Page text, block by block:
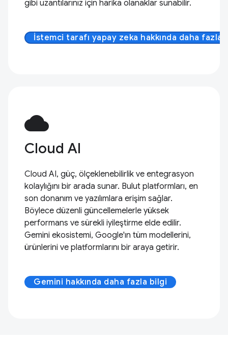
gibi uzantılarınız için harika olanaklar sunabilir.
İstemci tarafı yapay zeka hakkında daha fazla
cloud
Cloud AI
Cloud AI, güç, ölçeklenebilirlik ve entegrasyon
kolaylığını bir arada sunar. Bulut platformları, en
son donanım ve yazılımlara erişim sağlar.
Böylece düzenli güncellemelerle yüksek
performans ve sürekli iyileştirme elde edilir.
Gemini ekosistemi, Google'ın tüm modellerini,
ürünlerini ve platformlarını bir araya getirir.
Gemini hakkında daha fazla bilgi